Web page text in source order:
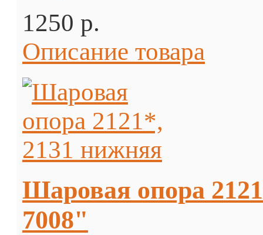
1250 p.
Описание товара
Шаровая опора
7008"